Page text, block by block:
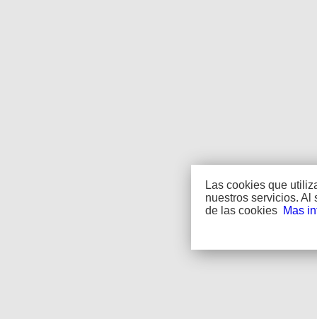
Las cookies que
nuestros servicios. Al
de las cookies Mas